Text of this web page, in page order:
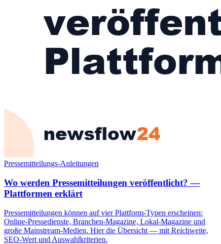
Pressemitteilungs-Anleitungen
Wo werden Pressemitteilungen veröffentlicht? —
Plattformen erklärt
Pressemitteilungen können auf vier Plattform-Typen erscheinen:
Online-Pressedienste, Branchen-Magazine, Lokal-Magazine und
große Mainstream-Medien. Hier die Übersicht — mit Reichweite,
SEO-Wert und Auswahlkriterien.